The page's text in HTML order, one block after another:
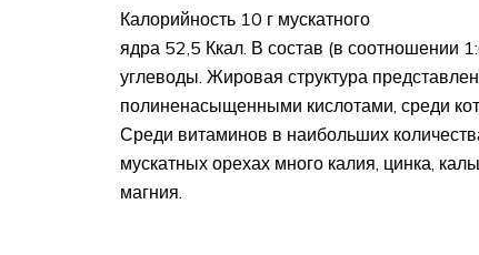
Калорийность 10 г мускатного
ядра 52,5 Ккал. В состав (в соотношении
углеводы. Жировая структура
полиненасыщенными кислотами, среди
Среди витаминов в наибольших
мускатных орехах много калия, цинка,
магния.